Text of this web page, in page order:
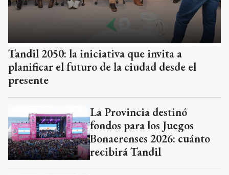
Tandil 2050: la iniciativa que invita a
planificar el futuro de la ciudad desde el
presente
La Provincia destinó
fondos para los Juegos
Bonaerenses 2026: cuánto
recibirá Tandil